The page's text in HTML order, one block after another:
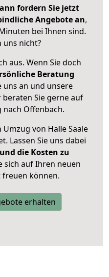
fordern Sie jetzt
Angebote an,
bei Ihnen sind.
uns nicht?
aus. Wenn Sie doch
Beratung
uns an und unsere
Sie gerne auf
nach Offenbach.
von Halle Saale
Lassen Sie uns dabei
die Kosten zu
sich auf Ihren neuen
freuen können.
erhalten